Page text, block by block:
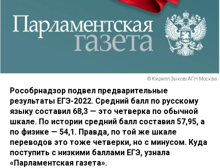
© Кирилл Зыков/АГН Москва
Рособрнадзор подвел предварительные
результаты ЕГЭ-2022. Средний балл по русскому
языку составил 68,3 — это четверка по обычной
шкале. По истории средний балл составил 57,95, а
по физике — 54,1. Правда, по той же шкале
переводов это тоже четверки, но с минусом. Куда
поступить с низкими баллами ЕГЭ, узнала
«Парламентская газета».